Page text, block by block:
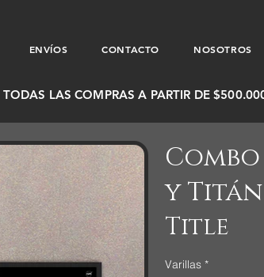
ENVÍOS CONTACTO NOSOTROS
LAS COMPRAS A PARTIR DE
y Titán
Title
Varillas